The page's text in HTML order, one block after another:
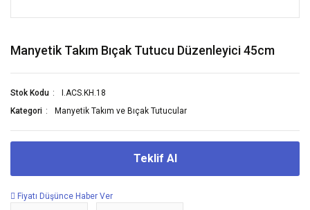
Manyetik Takım Bıçak Tutucu Düzenleyici 45cm
Stok Kodu
I.ACS.KH.18
Kategori
Manyetik Takım ve Bıçak Tutucular
Teklif Al
Fiyatı Düşünce Haber Ver